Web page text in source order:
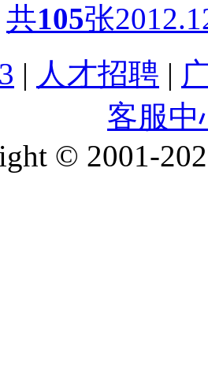
共105张
| 人才招聘 |
客服中
© 2001-